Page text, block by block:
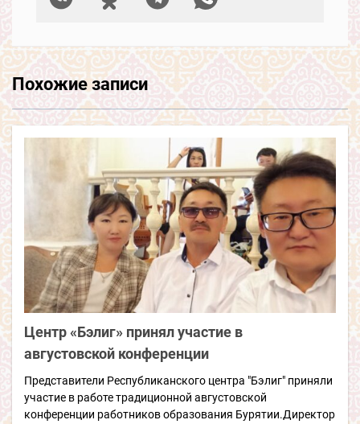
Похожие записи
Центр «Бэлиг» принял участие в
августовской конференции
Представители Республиканского центра "Бэлиг" приняли
участие в работе традиционной августовской
конференции работников образования Бурятии.Директор